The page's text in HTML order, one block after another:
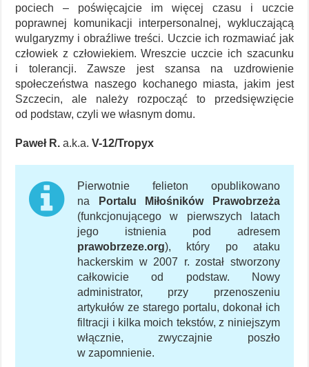
pociech – poświęcajcie im więcej czasu i uczcie
poprawnej komunikacji interpersonalnej, wykluczającą
wulgaryzmy i obraźliwe treści. Uczcie ich rozmawiać jak
człowiek z człowiekiem. Wreszcie uczcie ich szacunku
i tolerancji. Zawsze jest szansa na uzdrowienie
społeczeństwa naszego kochanego miasta, jakim jest
Szczecin, ale należy rozpocząć to przedsięwzięcie
od podstaw, czyli we własnym domu.
Paweł R. a.k.a.V-12/Tropyx
Pierwotnie felieton opublikowano
na
Portalu Miłośników Prawobrzeża
(funkcjonującego w pierwszych latach
jego istnienia pod adresem
prawobrzeze.org), który po ataku
hackerskim w 2007 r. został stworzony
całkowicie od podstaw. Nowy
administrator, przy przenoszeniu
artykułów ze starego portalu, dokonał ich
filtracji i kilka moich tekstów, z niniejszym
włącznie, zwyczajnie poszło
w zapomnienie.